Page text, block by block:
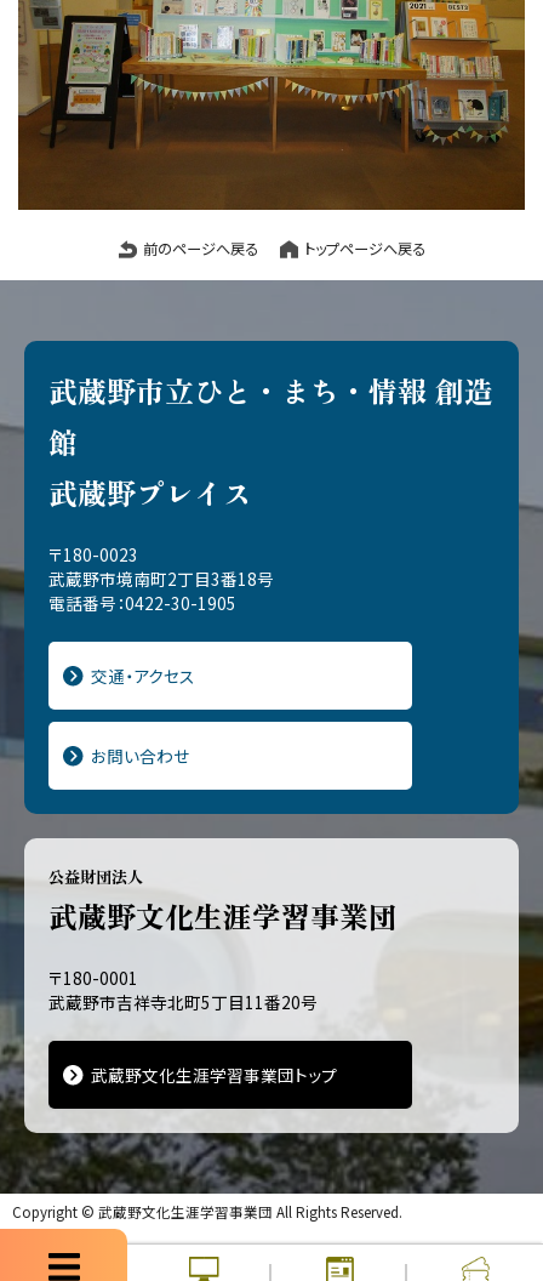
前のページへ戻る トップページへ戻る
武蔵野市立ひと・まち・情報 創造
館
武蔵野プレイス
〒180-0023
武蔵野市境南町2丁目3番18号
電話番号：0422-30-1905
交通・アクセス
お問い合わせ
公益財団法人
武蔵野文化生涯学習事業団
〒180-0001
武蔵野市吉祥寺北町5丁目11番20号
武蔵野文化生涯学習事業団トップ
Copyright © 武蔵野文化生涯学習事業団 All Rights Reserved.